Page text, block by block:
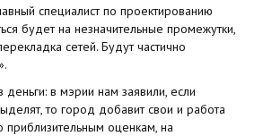
специалист по проектированию
будет на незначительные промежутки,
сетей. Будут частично
деньги: в мэрии нам заявили, если
то город добавит свои и работа
приблизительным оценкам, на